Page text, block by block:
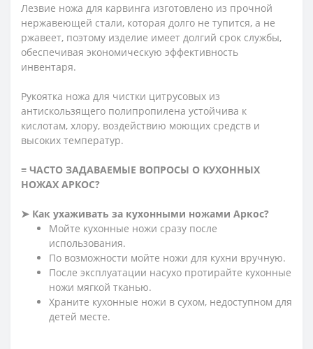
Лезвие ножа для карвинга изготовлено из прочной
нержавеющей стали, которая долго не тупится, а не
ржавеет, поэтому изделие имеет долгий срок службы,
обеспечивая экономическую эффективность
инвентаря.
Рукоятка ножа для чистки цитрусовых из
антискользящего полипропилена устойчива к
кислотам, хлору, воздействию моющих средств и
высоких температур.
≡ ЧАСТО ЗАДАВАЕМЫЕ ВОПРОСЫ О КУХОННЫХ
НОЖАХ АРКОС?
➤ Как ухаживать за кухонными ножами Аркос?
Мойте кухонные ножи сразу после
использования.
По возможности мойте ножи для кухни вручную.
После эксплуатации насухо протирайте кухонные
ножи мягкой тканью.
Храните кухонные ножи в сухом, недоступном для
детей месте.